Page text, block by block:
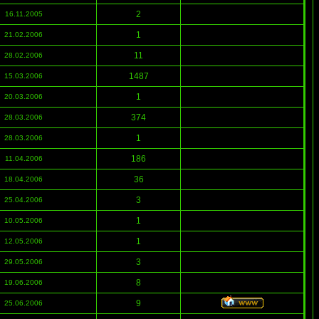
16.11.2005 2
21.02.2006 1
28.02.2006 11
15.03.2006 1487
20.03.2006 1
28.03.2006 374
28.03.2006 1
11.04.2006 186
18.04.2006 36
25.04.2006 3
10.05.2006 1
12.05.2006 1
29.05.2006 3
19.06.2006 8
25.06.2006 9